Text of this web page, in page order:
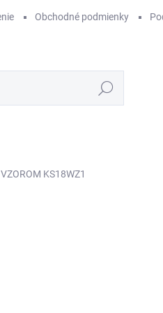
Obchodné podmienky
Hľadať
KS18WZ1